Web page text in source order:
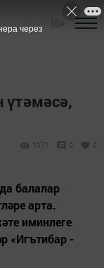
үтәмәсә,
1271 0 0
балалар
арта.
иминлеге
«Игътибар -
через